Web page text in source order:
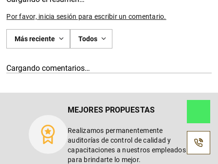
Por favor, inicia sesión para escribir un comentario.
Más reciente Todos
Cargando comentarios…
MEJORES PROPUESTAS
Realizamos permanentemente
auditorías de control de calidad y
capacitaciones a nuestros empleados
para brindarte lo mejor.